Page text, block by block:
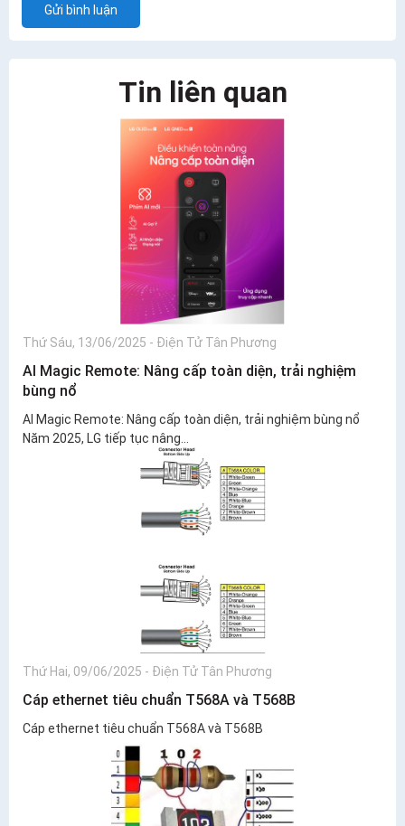
Gửi bình luận
Tin liên quan
Thứ Sáu, 13/06/2025 - Điện Tử Tân Phương
AI Magic Remote: Nâng cấp toàn diện, trải nghiệm
bùng nổ
AI Magic Remote: Nâng cấp toàn diện, trải nghiệm bùng nổ
Năm 2025, LG tiếp tục nâng...
Thứ Hai, 09/06/2025 - Điện Tử Tân Phương
Cáp ethernet tiêu chuẩn T568A và T568B
Cáp ethernet tiêu chuẩn T568A và T568B